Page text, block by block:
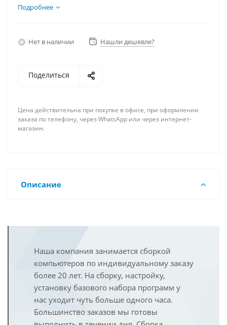
Видеокарта RTX 3050 6Гб, Память DDR5 64Gb,
Подробнее
Нет в наличии Нашли дешевле?
Поделиться
Цена действительна при покупке в офисе, при оформлении
заказа по телефону, через WhatsApp или через интернет-
магазин.
Описание
Наша компания занимается сборкой
компьютеров по индивидуальному заказу
более 20 лет. На сборку, настройку,
установку базового набора программ у
нас уходит чуть больше одного часа.
Большинство заказов мы готовы